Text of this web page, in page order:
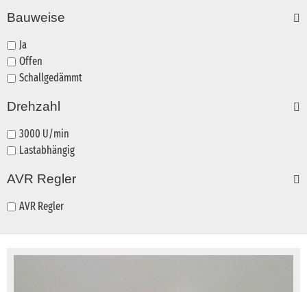
Bauweise
Ja
Offen
Schallgedämmt
Drehzahl
3000 U/min
Lastabhängig
AVR Regler
AVR Regler